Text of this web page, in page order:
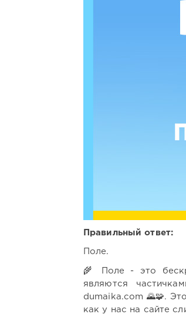
Правильный ответ:
Поле.
🌾 Поле - это
являются
dumaika.com 🌄🧩.
как у нас на сайте